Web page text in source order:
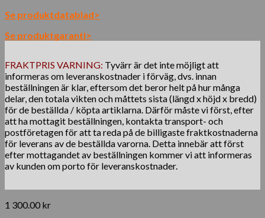
Se produktdatablad>
Se produktgaranti>
FRAKTPRIS VARNING: Tyvärr är det inte möjligt att
informeras om leveranskostnader i förväg, dvs. innan
beställningen är klar, eftersom det beror helt på hur många
delar, den totala vikten och måttets sista (längd x höjd x bredd)
för de beställda / köpta artiklarna. Därför måste vi först, efter
att ha mottagit beställningen, kontakta transport- och
postföretagen för att ta reda på de billigaste fraktkostnaderna
för leverans av de beställda varorna. Detta innebär att först
efter mottagandet av beställningen kommer vi att informeras
av kunden om porto för leveranskostnader.
1 300.00 kr